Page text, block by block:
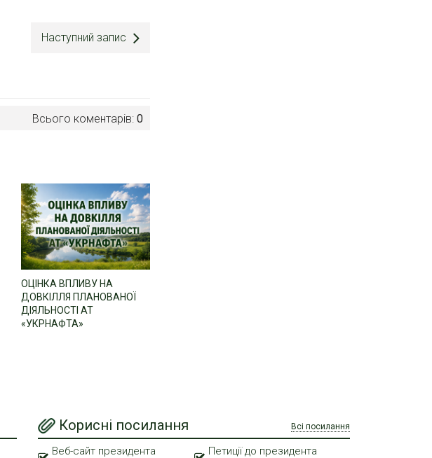
Наступний запис
Всього коментарів: 0
ОЦІНКА ВПЛИВУ НА
ДОВКІЛЛЯ ПЛАНОВАНОЇ
ДІЯЛЬНОСТІ АТ
«УКРНАФТА»
Корисні посилання Всі посилання
Веб-сайт президента
Петиції до президента